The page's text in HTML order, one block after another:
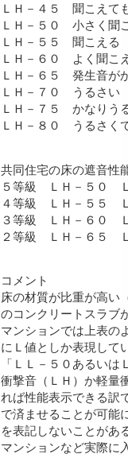
ＬＨ－４５ 聞こえて
ＬＨ－５０ 小さく聞
ＬＨ－５５ 聞こえる
ＬＨ－６０ よく聞こ
ＬＨ－６５ 発生音が
ＬＨ－７０ うるさい
ＬＨ－７５ かなりう
ＬＨ－８０ うるさく
共同住宅の床の遮音性
５等級 ＬＨ－５０
４等級 ＬＨ－５５
３等級 ＬＨ－６０
２等級 ＬＨ－６５
コメント
床の材質が比重が高い
のコンクリートスラブ
マンションでは上表の
にＬ値としか表現して
「ＬＬ－５０あるい
衝撃音（ＬＨ）か軽量
れば性能表示できる訳
で済ませることが可能
を表記しないことがあ
マンションなど実際に